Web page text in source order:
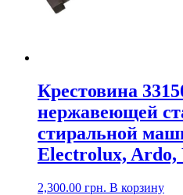
Крестовина
нержавеющей
стиральной
Electrolux,
2,300.00 грн. В корзину